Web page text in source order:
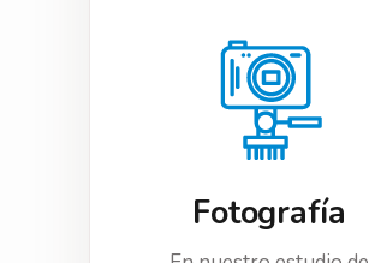
Fotografía